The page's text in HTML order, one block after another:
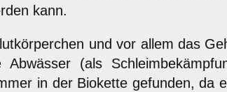
kann.
und vor allem das
(als
in der Biokette gefunden,